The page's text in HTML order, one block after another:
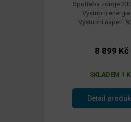
Spotřeba zdroje
Výstupní
Výstupní napětí:
8 899 Kč
SKLADEM 1
Detail